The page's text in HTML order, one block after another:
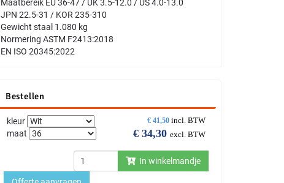
Maatbereik EU 36-47 / UK 3.5-12.0 / US 4.0-13.0
JPN 22.5-31 / KOR 235-310
Gewicht staal 1.080 kg
Normering ASTM F2413:2018
EN ISO 20345:2022
Bestellen
€ 41,50 incl. BTW
€ 34,30 excl. BTW
kleur
maat
In winkelmandje